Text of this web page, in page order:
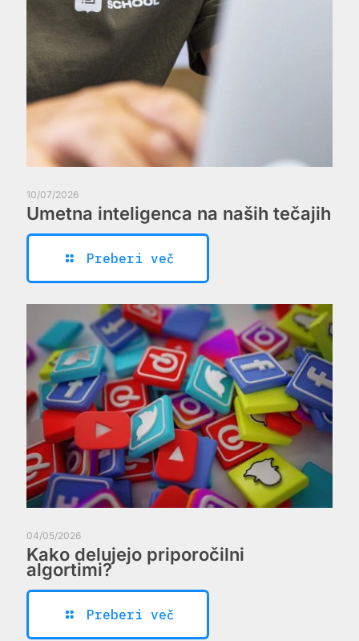
10/07/2026
Umetna inteligenca na naših tečajih
Preberi več
04/05/2026
Kako delujejo priporočilni
algortimi?
Preberi več